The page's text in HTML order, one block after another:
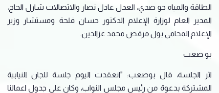
الطاقة والمياه جو صدي، العدل عادل نصار والاتصالات شارل الحاج،
المدير العام لوزارة الإعلام الدكتور حسان فلحة ومستشار وزير
الإعلام المحامي بول مرقص محمد عزالدين.
بو صعب
اثر الجلسة، قال بوصعب: "انعقدت اليوم جلسة للجان النيابية
المشتركة بدعوة من رئيس مجلس النواب، وكان على جدول اعمالنا